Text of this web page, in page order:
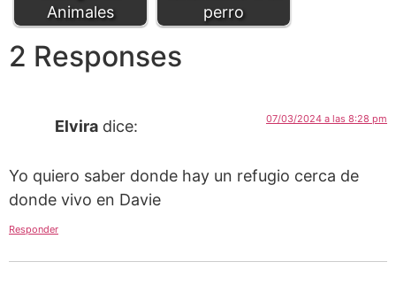
Animales
perro
2 Responses
Elvira dice: 07/03/2024 a las 8:28 pm
Yo quiero saber donde hay un refugio cerca de
donde vivo en Davie
Responder